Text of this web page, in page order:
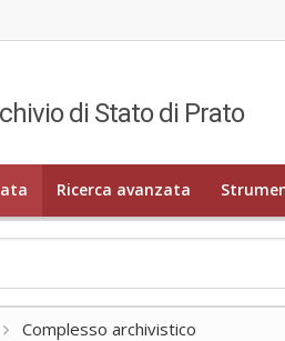
di Stato di Prato
Ricerca avanzata
Complesso archivistico